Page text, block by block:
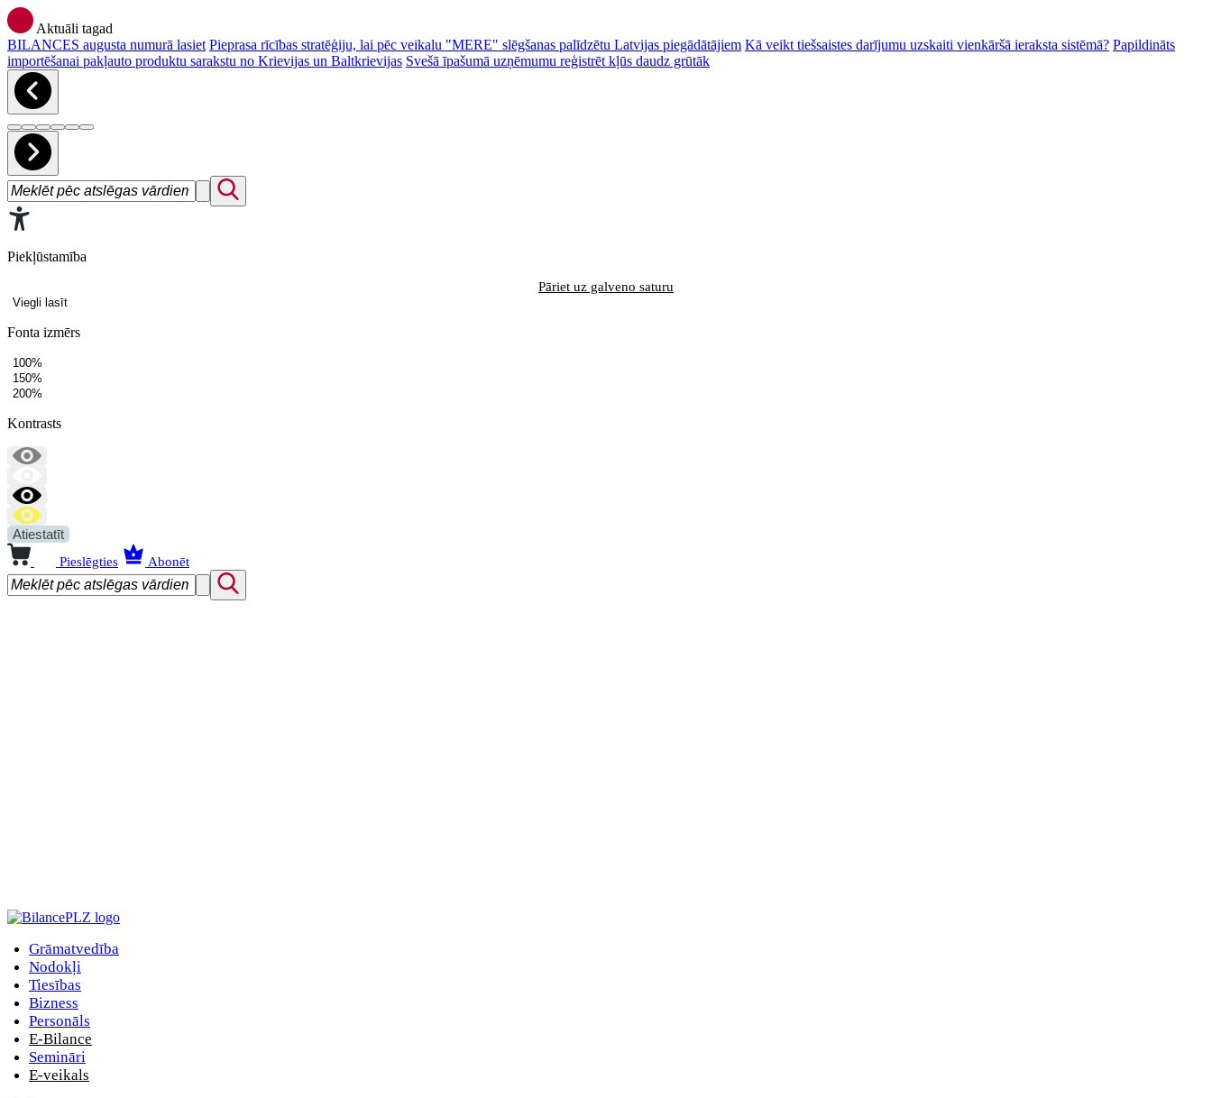
Aktuāli tagad
BILANCES augusta numurā lasiet Pieprasa rīcības stratēģiju, lai pēc veikalu "MERE" slēgšanas palīdzētu Latvijas piegādātājiem Kā veikt tiešsaistes darījumu uzskaiti vienkāršā ieraksta sistēmā? Papildināts
importēšanai pakļauto produktu sarakstu no Krievijas un Baltkrievijas Svešā īpašumā uzņēmumu reģistrēt kļūs daudz grūtāk
Piekļūstamība
Pāriet uz galveno saturu
Viegli lasīt
Fonta izmērs
100%
150%
200%
Kontrasts
Atiestatīt
Pieslēgties Abonēt
Grāmatvedība
Nodokļi
Tiesības
Bizness
Personāls
E-Bilance
Semināri
E-veikals